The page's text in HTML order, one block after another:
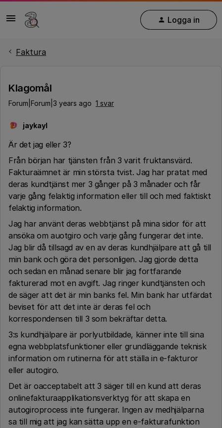
Logga in
Faktura
Klagomål
Forum|Forum|3 years ago 1 svar
J jaykayl
Är det jag eller 3?
Från början har tjänsten från 3 varit fruktansvärd.
Fakturaämnet är min största tvist. Jag har pratat med
deras kundtjänst mer 3 gånger på 3 månader och får
varje gång felaktig information eller till och med faktiskt
felaktig information.
Jag har använt deras webbtjänst på mina sidor för att
ansöka om auotgiro och varje gång fungerar det inte.
Jag blir då tillsagd av en av deras kundhjälpare att gå till
min bank och göra det personligen. Jag gjorde detta
och sedan en månad senare blir jag fortfarande
fakturerad mot en avgift. Jag ringer kundtjänsten och
de säger att det är min banks fel. Min bank har utfärdat
beviset för att det inte är deras fel och
korrespondensen till 3 som bekräftar detta.
3:s kundhjälpare är porlyutbildade, känner inte till sina
egna webbplatsfunktioner eller grundläggande teknisk
information om rutinerna för att ställa in e-fakturor
eller autogiro.
Det är oacceptabelt att 3 säger till en kund att deras
onlinefakturaapplikationsverktyg för att skapa en
autogiroprocess inte fungerar. Ingen av medhjälparna
sa till mig att jag kan sätta upp en e-fakturafunktion